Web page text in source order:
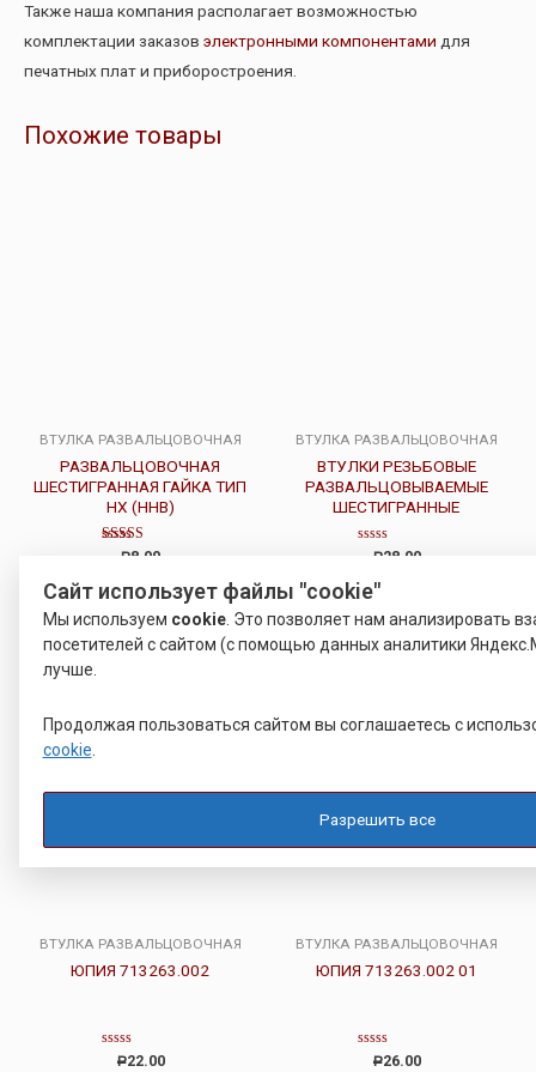
Также наша компания располагает возможностью
комплектации заказов электронными компонентами для
печатных плат и приборостроения.
Похожие товары
ВТУЛКА РАЗВАЛЬЦОВОЧНАЯ
РАЗВАЛЬЦОВОЧНАЯ
ШЕСТИГРАННАЯ ГАЙКА ТИП
HX (HHB)
Оценка
Р8.00
Подробнее
ВТУЛКА РАЗВАЛЬЦОВОЧНАЯ
ВТУЛКИ РЕЗЬБОВЫЕ
РАЗВАЛЬЦОВЫВАЕМЫЕ
ШЕСТИГРАННЫЕ
Оценка
из
5
Р28.00
Подробнее
ВТУЛКА РАЗВАЛЬЦОВОЧНАЯ
ЮПИЯ 713263.002
Оценка
Р22.00
ВТУЛКА РАЗВАЛЬЦОВОЧНАЯ
ЮПИЯ 713263.002 01
Оценка
Р26.00
Сайт использует файлы "cookie"
Мы используем cookie. Это позволяет нам анализировать
посетителей с сайтом (с помощью данных аналитики
лучше.
Продолжая пользоваться сайтом вы соглашаетесь с
cookie
Разрешить все